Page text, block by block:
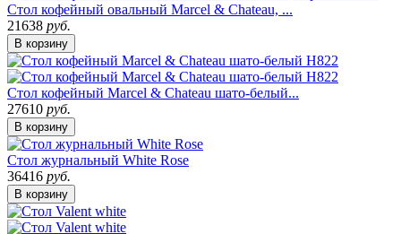
Стол кофейный овальный Marcel & Chateau, ...
21638 руб.
В корзину
Стол кофейный Marcel & Chateau шато-белый...
27610 руб.
В корзину
Стол журнальный White Rose
36416 руб.
В корзину